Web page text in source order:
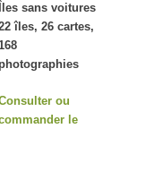
Îles sans voitures
îles, 26 cartes,
photographies
ou
le